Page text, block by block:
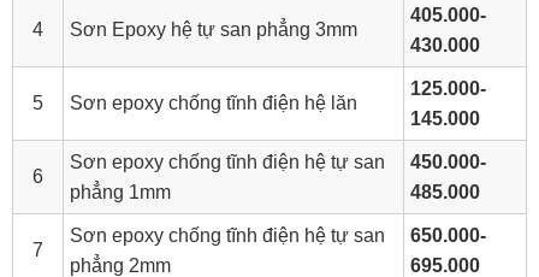
4 Sơn Epoxy hệ tự san phẳng 3mm
405.000-
430.000
5 Sơn epoxy chống tĩnh điện hệ lăn
125.000-
145.000
6
Sơn epoxy chống tĩnh điện hệ tự san
phẳng 1mm
450.000-
485.000
7
Sơn epoxy chống tĩnh điện hệ tự san
phẳng 2mm
650.000-
695.000